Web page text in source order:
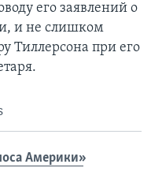
его заявлений о
и не слишком
Тиллерсона при его
Америки»